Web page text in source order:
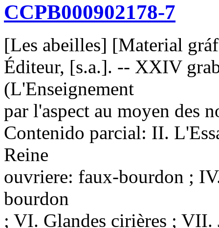
CCPB000902178-7
[Les abeilles] [Material
Éditeur, [s.a.]. -- XXIV
(L'Enseignement
par l'aspect au moyen des
Contenido parcial: II.
Reine
ouvriere: faux-bourdon ;
bourdon
; VI. Glandes cirières ; VII.